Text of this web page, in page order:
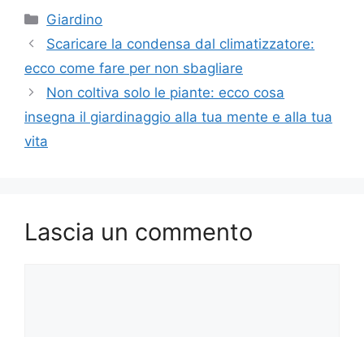
Categorie
Giardino
Scaricare la condensa dal climatizzatore:
ecco come fare per non sbagliare
Non coltiva solo le piante: ecco cosa
insegna il giardinaggio alla tua mente e alla tua
vita
Lascia un commento